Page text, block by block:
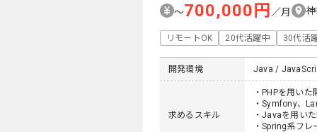
〜700,000円 ／月
リモートOK 20代活躍中 30代活
開発環境 Java /
求めるスキル
・PHPを用い
・Symfony、
・Javaを用い
・Spring系フ